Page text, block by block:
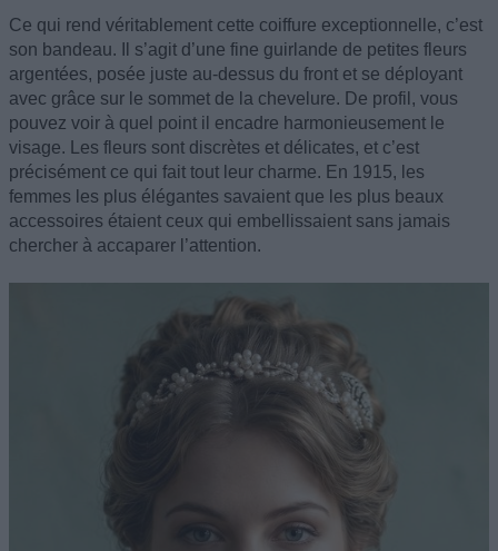
Ce qui rend véritablement cette coiffure exceptionnelle, c’est
son bandeau. Il s’agit d’une fine guirlande de petites fleurs
argentées, posée juste au-dessus du front et se déployant
avec grâce sur le sommet de la chevelure. De profil, vous
pouvez voir à quel point il encadre harmonieusement le
visage. Les fleurs sont discrètes et délicates, et c’est
précisément ce qui fait tout leur charme. En 1915, les
femmes les plus élégantes savaient que les plus beaux
accessoires étaient ceux qui embellissaient sans jamais
chercher à accaparer l’attention.